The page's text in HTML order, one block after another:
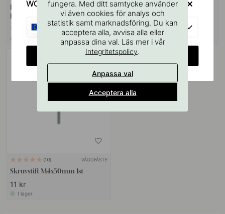
Handtag Grace - 160mm -
Borstad Mässing
103 kr 129 kr
Handtag Inez - Borstad Mässing
109 kr
I lager
10 VÄGGFÄSTE
Skruvstift M4x50mm 1st
11 kr
I lager
fungera. Med ditt samtycke använder
vi även cookies för analys och
statistik samt marknadsföring. Du kan
acceptera alla, avvisa alla eller
anpassa dina val. Läs mer i vår
Integritetspolicy.
Anpassa val
Acceptera alla
WOULD YOU RATHER VISIT?
EU
CHANGE COUNTRY